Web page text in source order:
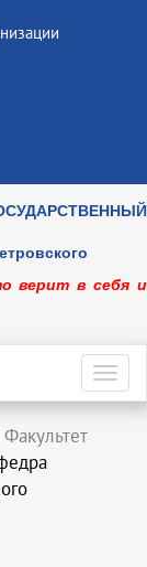
верит в себя и
Факультет